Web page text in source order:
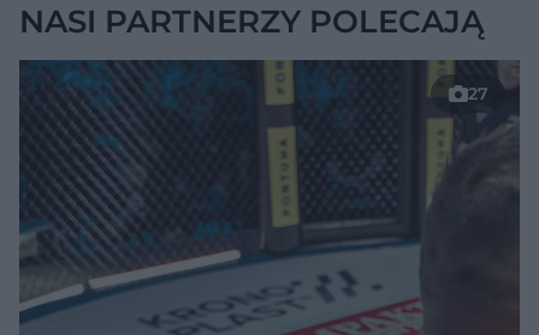
NASI PARTNERZY POLECAJĄ
27